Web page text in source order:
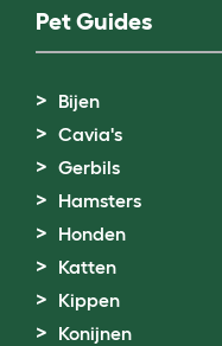
Pet Guides
Bijen
Cavia's
Gerbils
Hamsters
Honden
Katten
Kippen
Konijnen